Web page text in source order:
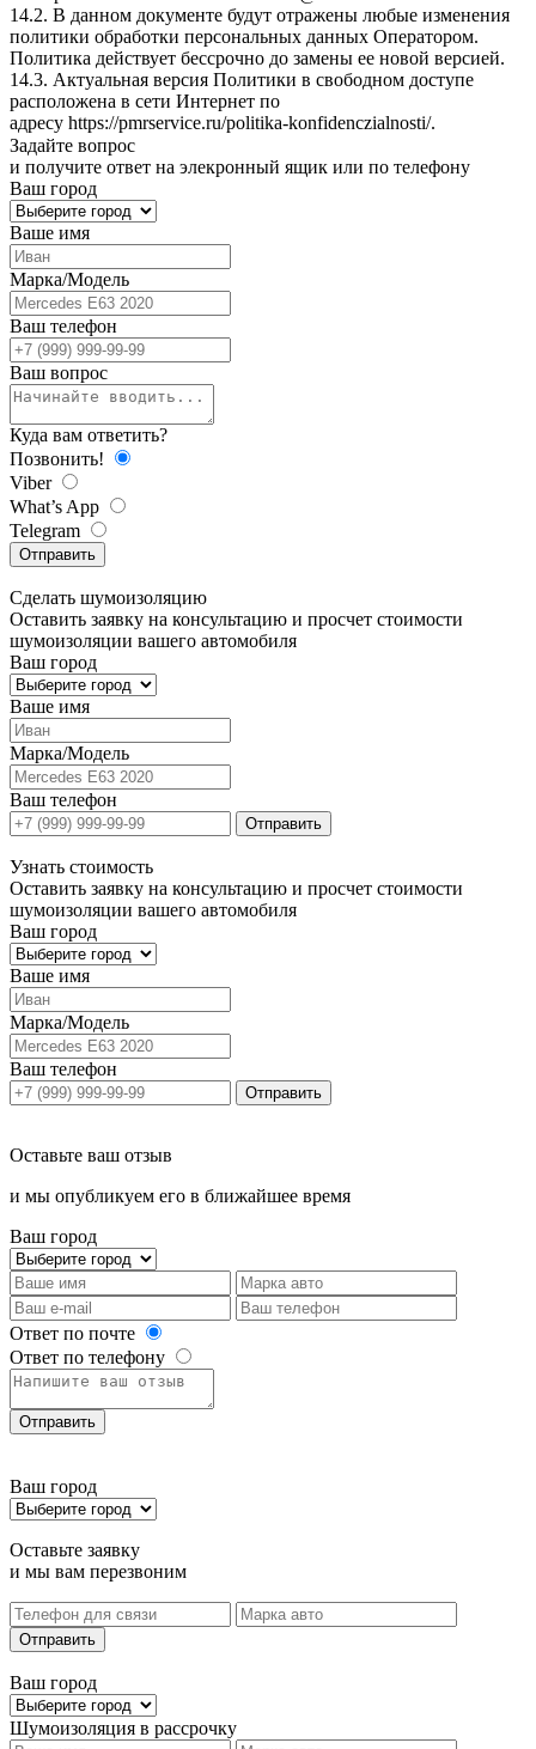
14.2. В данном документе будут отражены любые изменения
политики обработки персональных данных Оператором.
Политика действует бессрочно до замены ее новой версией.
14.3. Актуальная версия Политики в свободном доступе
расположена в сети Интернет по
адресу https://pmrservice.ru/politika-konfidenczialnosti/.
Задайте вопрос
и получите ответ на элекронный ящик или по телефону
Ваш город
Ваше имя
Марка/Модель
Ваш телефон
Ваш вопрос
Куда вам ответить?
Позвонить!
Viber
What’s App
Telegram
Отправить
Сделать шумоизоляцию
Оставить заявку на консультацию и просчет стоимости
шумоизоляции вашего автомобиля
Ваш город
Ваше имя
Марка/Модель
Ваш телефон
Отправить
Узнать стоимость
Оставить заявку на консультацию и просчет стоимости
шумоизоляции вашего автомобиля
Ваш город
Ваше имя
Марка/Модель
Ваш телефон
Отправить
Оставьте ваш отзыв
и мы опубликуем его в ближайшее время
Ваш город
Ответ по почте
Ответ по телефону
Отправить
Ваш город
Оставьте заявку
и мы вам перезвоним
Отправить
Ваш город
Шумоизоляция в рассрочку